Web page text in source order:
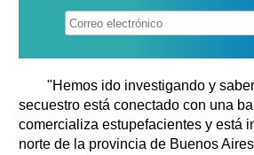
"Hemos ido investigando y
secuestro está conectado con una
comercializa estupefacientes y está
norte de la provincia de Buenos